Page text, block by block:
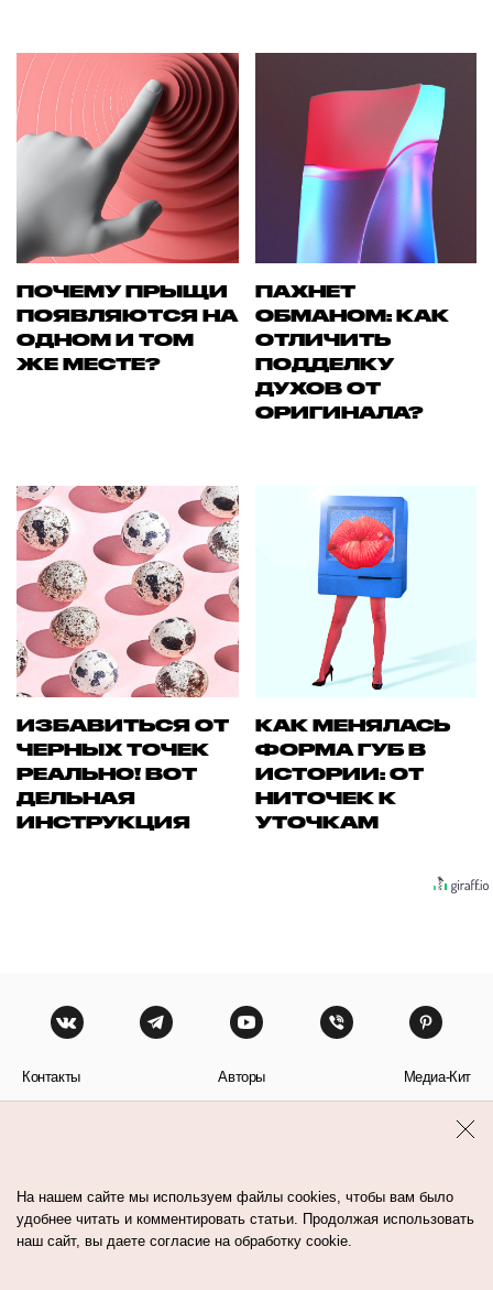
ПОЧЕМУ ПРЫЩИ
ПОЯВЛЯЮТСЯ НА
ОДНОМ И ТОМ
ЖЕ МЕСТЕ?
ПАХНЕТ
ОБМАНОМ: КАК
ОТЛИЧИТЬ
ПОДДЕЛКУ
ДУХОВ ОТ
ОРИГИНАЛА?
ИЗБАВИТЬСЯ ОТ
ЧЕРНЫХ ТОЧЕК
РЕАЛЬНО! ВОТ
ДЕЛЬНАЯ
ИНСТРУКЦИЯ
КАК МЕНЯЛАСЬ
ФОРМА ГУБ В
ИСТОРИИ: ОТ
НИТОЧЕК К
УТОЧКАМ
Контакты Авторы Медиа-Кит
На нашем сайте мы используем файлы cookies, чтобы вам было
удобнее читать и комментировать статьи. Продолжая использовать
наш сайт, вы даете согласие на обработку cookie.